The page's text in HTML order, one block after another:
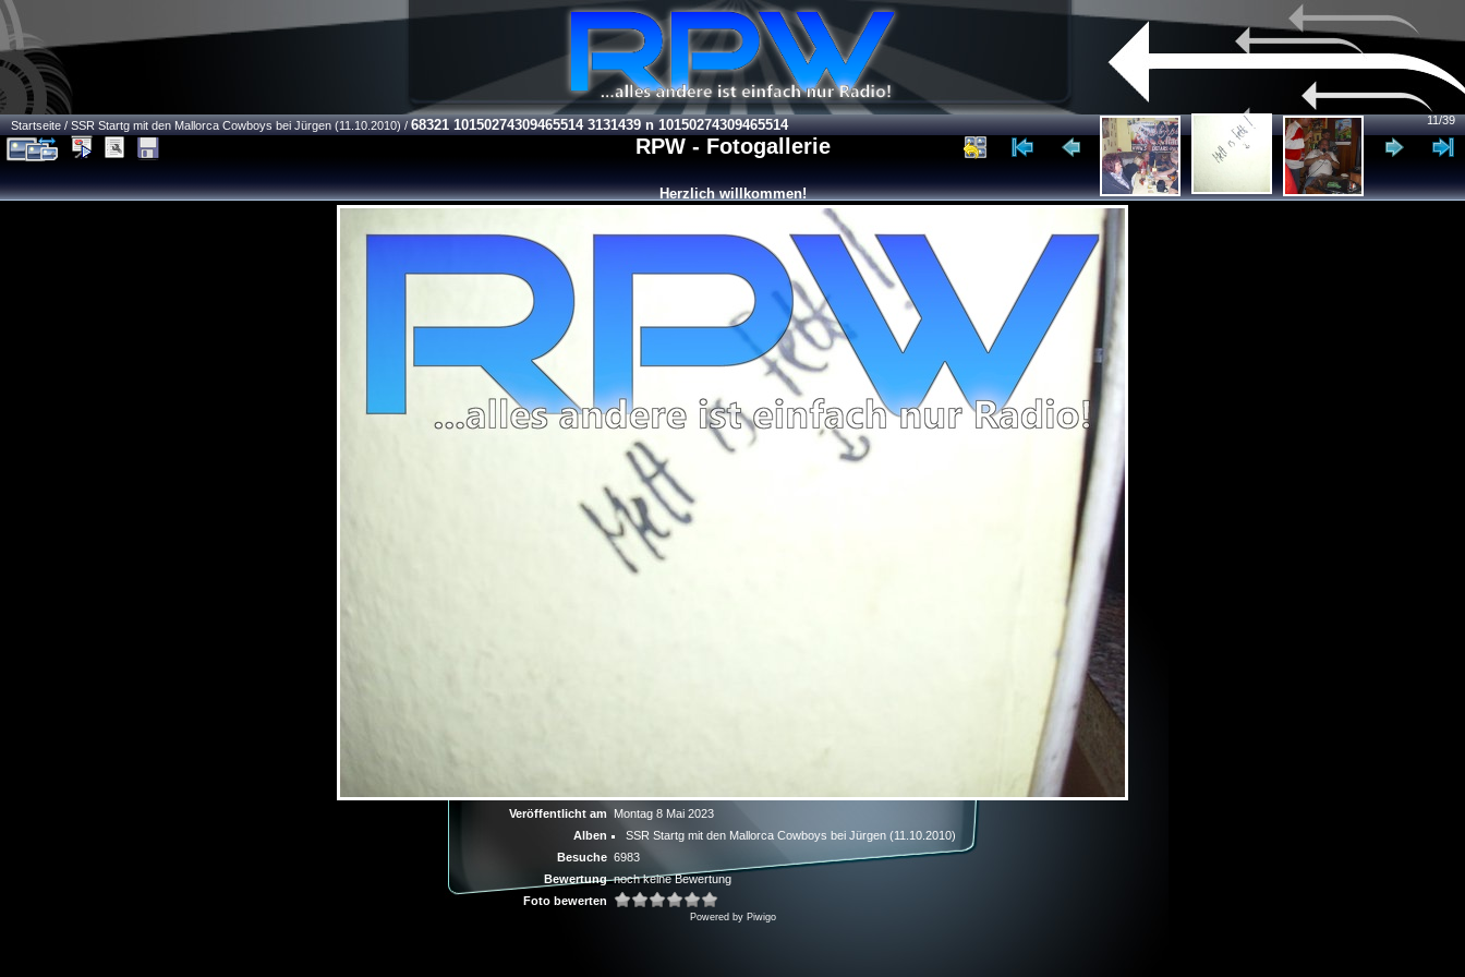
RPW - Fotogallerie
Herzlich willkommen!
Startseite/SSR Startg mit den Mallorca Cowboys bei Jürgen (11.10.2010)/68321 10150274309465514 3131439 n 10150274309465514 11/39
Veröffentlicht am
Montag 8 Mai 2023
Alben
SSR Startg mit den Mallorca Cowboys bei Jürgen (11.10.2010)
Besuche 6983
Bewertung noch keine Bewertung
Foto bewerten
Powered by Piwigo